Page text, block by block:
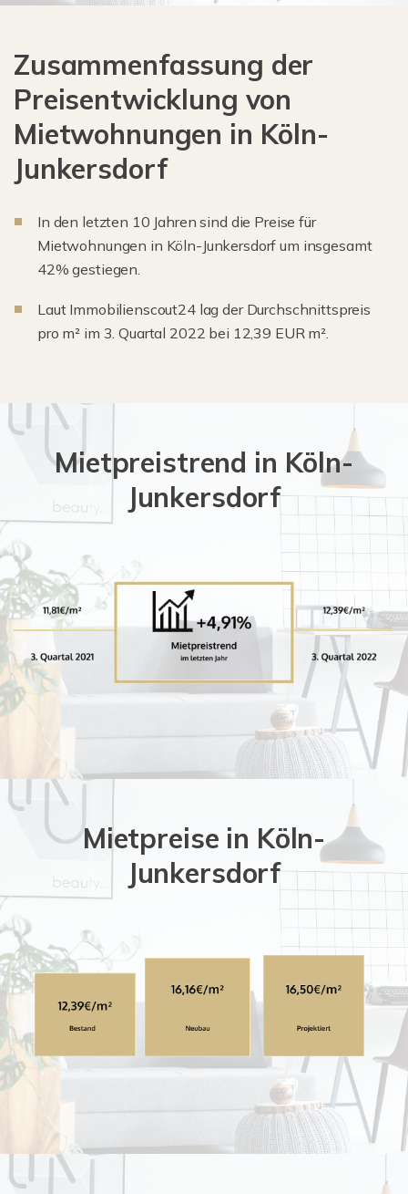
Zusammenfassung der
Preisentwicklung von
Mietwohnungen in Köln-
Junkersdorf
In den letzten 10 Jahren sind die Preise für
Mietwohnungen in Köln-Junkersdorf um insgesamt
42% gestiegen.
Laut Immobilienscout24 lag der Durchschnittspreis
pro m² im 3. Quartal 2022 bei 12,39 EUR m².
Mietpreistrend in Köln-
Junkersdorf
Mietpreise in Köln-
Junkersdorf